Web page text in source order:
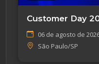
Customer Day
06 de agosto de
São Paulo/SP